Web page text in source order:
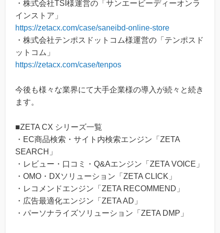
・株式会社TSI様運営の「サンエービーディーオンラ
インストア」
https://zetacx.com/case/saneibd-online-store
・株式会社テンポスドットコム様運営の「テンポスド
ットコム」
https://zetacx.com/case/tenpos
今後も様々な業界にて大手企業様の導入が続々と続き
ます。
■ZETA CX シリーズ一覧
・EC商品検索・サイト内検索エンジン「ZETA
SEARCH」
・レビュー・口コミ・Q&Aエンジン「ZETA VOICE」
・OMO・DXソリューション「ZETA CLICK」
・レコメンドエンジン「ZETA RECOMMEND」
・広告最適化エンジン「ZETA AD」
・パーソナライズソリューション「ZETA DMP」